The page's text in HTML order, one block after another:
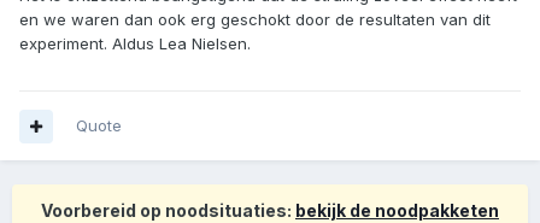
en we waren dan ook erg geschokt door de resultaten van dit
experiment. Aldus Lea Nielsen.
Quote
Voorbereid op noodsituaties: bekijk de noodpakketen